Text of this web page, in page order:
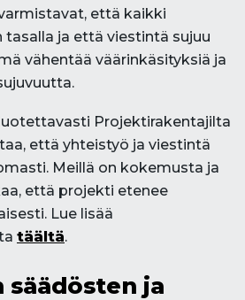
että kaikki
ja että viestintä sujuu
vähentää väärinkäsityksiä ja
Projektirakentajilta
että yhteistyö ja viestintä
Meillä on kokemusta ja
että projekti etenee
Lue lisää
täältä.
ja